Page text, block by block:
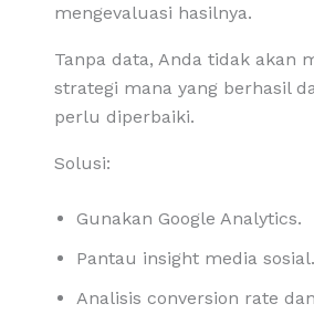
mengevaluasi hasilnya.
Tanpa data, Anda tidak akan
strategi mana yang berhasil
perlu diperbaiki.
Solusi:
Gunakan Google Analytics.
Pantau insight media sosial.
Analisis conversion rate